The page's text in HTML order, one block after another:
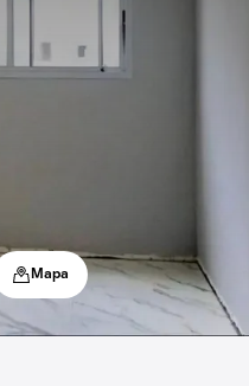
Mapa